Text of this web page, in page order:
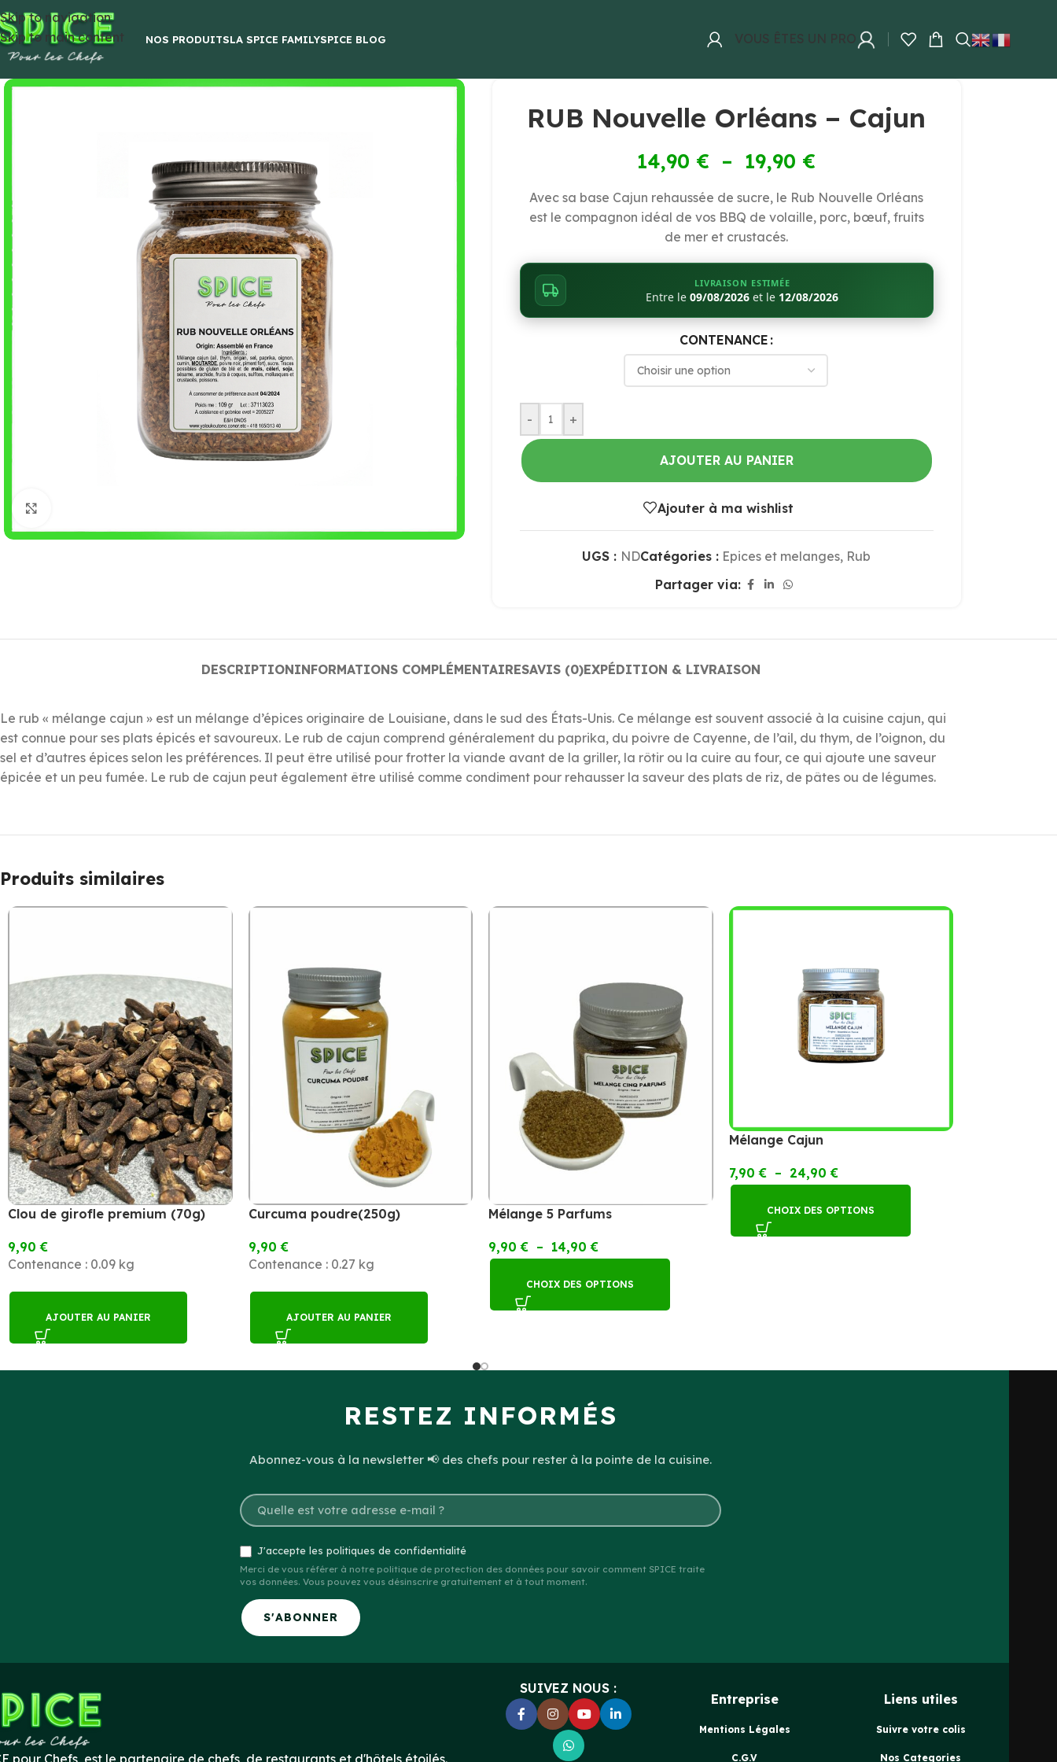
Skip to navigation
Skip to main content
NOS PRODUITSLA SPICE FAMILYSPICE BLOG VOUS ÊTES UN PRO
RUB Nouvelle Orléans – Cajun
14,90 € – 19,90 €
Avec sa base Cajun rehaussée de sucre, le Rub Nouvelle Orléans
est le compagnon idéal de vos BBQ de volaille, porc, bœuf, fruits
de mer et crustacés.
LIVRAISON ESTIMÉE
Entre le09/08/2026 et le 12/08/2026
CONTENANCE
- +
AJOUTER AU PANIER
Ajouter à ma wishlist
UGS : NDCatégories : Epices et melanges, Rub
Partager via:
DESCRIPTIONINFORMATIONS COMPLÉMENTAIRESAVIS (0)EXPÉDITION & LIVRAISON
Le rub « mélange cajun » est un mélange d’épices originaire de Louisiane, dans le sud des États-Unis. Ce mélange est souvent associé à la cuisine cajun, qui
est connue pour ses plats épicés et savoureux. Le rub de cajun comprend généralement du paprika, du poivre de Cayenne, de l’ail, du thym, de l’oignon, du
sel et d’autres épices selon les préférences. Il peut être utilisé pour frotter la viande avant de la griller, la rôtir ou la cuire au four, ce qui ajoute une saveur
épicée et un peu fumée. Le rub de cajun peut également être utilisé comme condiment pour rehausser la saveur des plats de riz, de pâtes ou de légumes.
Produits similaires
Clou de girofle premium (70g)
9,90€
Contenance : 0.09 kg
AJOUTER AU PANIER
Curcuma poudre(250g)
9,90€
Contenance : 0.27 kg
AJOUTER AU PANIER
Mélange 5 Parfums
9,90€ – 14,90€
CHOIX DES OPTIONS
Mélange Cajun
7,90€ – 24,90€
CHOIX DES OPTIONS
RESTEZ INFORMÉS
Abonnez-vous à la newsletter 📢 des chefs pour rester à la pointe de la cuisine.
J'accepte les politiques de confidentialité
Merci de vous référer à notre politique de protection des données pour savoir comment SPICE traite
vos données. Vous pouvez vous désinscrire gratuitement et à tout moment.
S'ABONNER
SUIVEZ NOUS :
Entreprise
Mentions Légales
C.G.V
Liens utiles
Suivre votre colis
Nos Categories